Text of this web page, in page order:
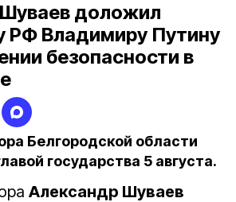
доложил
РФ Владимиру Путину
безопасности в
Белгородской области
государства 5 августа.
Александр Шуваев